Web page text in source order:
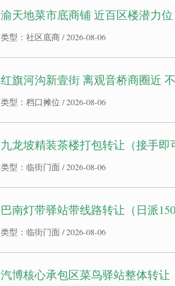
渝天地菜市底商铺 近百区楼潜力位
类型：社区底商 / 2026-08-06
红旗河沟新壹街 离观音桥商圈近
类型：档口摊位 / 2026-08-06
九龙坡精装茶楼打包转让（接手即
类型：临街门面 / 2026-08-06
巴南灯带驿站带线路转让（日派
类型：临街门面 / 2026-08-06
汽博核心承包区菜鸟驿站整体转让